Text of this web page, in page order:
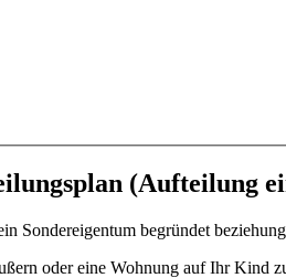
(Aufteilung
Sondereigentum begründet
oder eine Wohnung auf Ihr Kind